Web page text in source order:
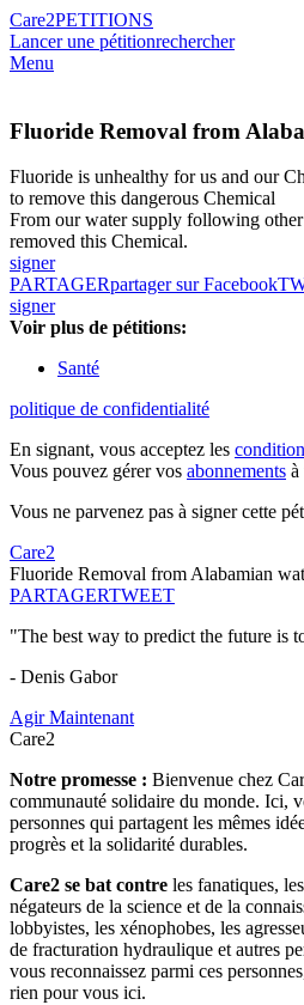
Care2PETITIONS
Lancer une pétitionrechercher
Menu
Fluoride Removal from
Fluoride is unhealthy for us and our
to remove this dangerous Chemical
From our water supply following other
removed this Chemical.
signer
PARTAGERpartager sur Facebook
signer
Voir plus de pétitions:
Santé
politique de confidentialité
En signant, vous acceptez les
Vous pouvez gérer vos abonnements à
Vous ne parvenez pas à signer cette
Care2
Fluoride Removal from Alabamian
PARTAGERTWEET
"The best way to predict the future is
- Denis Gabor
Agir Maintenant
Care2
Notre promesse : Bienvenue chez
communauté solidaire du monde. Ici,
personnes qui partagent les mêmes
progrès et la solidarité durables.
Care2 se bat contre les fanatiques,
négateurs de la science et de la
lobbyistes, les xénophobes, les
de fracturation hydraulique et autres
vous reconnaissez parmi ces
rien pour vous ici.